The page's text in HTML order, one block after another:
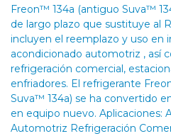
Freon™ 134a (antiguo Suva™
de largo plazo que sustituye al
incluyen el reemplazo y uso en
acondicionado automotriz , así
refrigeración comercial,
enfriadores. El refrigerante
Suva™ 134a) se ha convertido
en equipo nuevo. Aplicaciones:
Automotriz Refrigeración